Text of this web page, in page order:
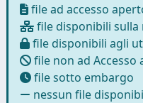
file ad accesso
file disponibili sulla
file disponibili agli
file non ad Accesso
file sotto embargo
nessun file